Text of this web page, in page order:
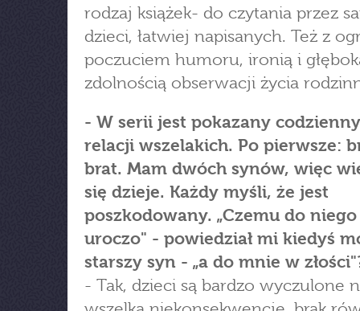
rodzaj książek- do czytania przez
dzieci, łatwiej napisanych. Też z
poczuciem humoru, ironią i
zdolnością obserwacji życia
- W serii jest pokazany
relacji wszelakich. Po pierwsze:
brat. Mam dwóch synów, więc
się dzieje. Każdy myśli, że jest
poszkodowany. „Czemu do
uroczo" - powiedział mi kiedyś
starszy syn - „a do mnie w
- Tak, dzieci są bardzo wyczulone